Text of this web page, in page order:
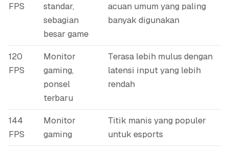
FPS
standar,
sebagian
besar game
acuan umum yang paling
banyak digunakan
120
FPS
Monitor
gaming,
ponsel
terbaru
Terasa lebih mulus dengan
latensi input yang lebih
rendah
144
FPS
Monitor
gaming
Titik manis yang populer
untuk esports